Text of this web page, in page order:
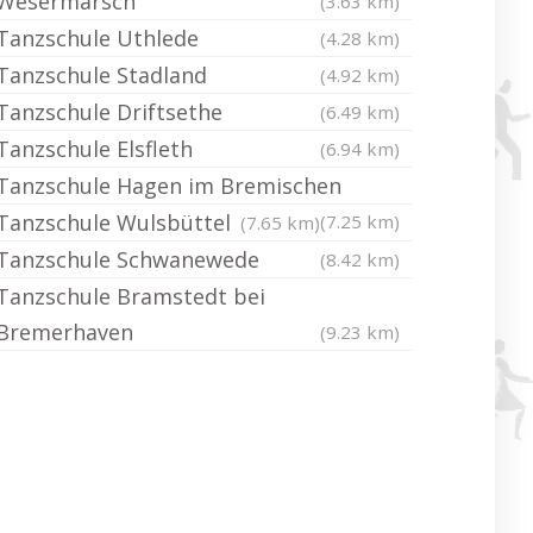
Uthlede (4.28 km)
Stadland (4.92 km)
Driftsethe (6.49 km)
Elsfleth (6.94 km)
Hagen im Bremischen
(7.25 km)
Wulsbüttel (7.65 km)
Schwanewede (8.42 km)
Bramstedt bei
(9.23 km)